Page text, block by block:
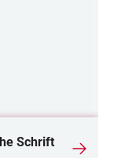
Schrift